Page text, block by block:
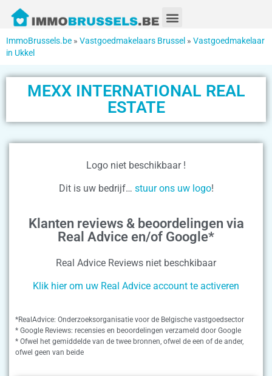
ImmoBrussels.be » Vastgoedmakelaars Brussel » Vastgoedmakelaar
in Ukkel
MEXX INTERNATIONAL REAL
ESTATE
Logo niet beschikbaar !
Dit is uw bedrijf… stuur ons uw logo!
Klanten reviews & beoordelingen via
Real Advice en/of Google*
Real Advice Reviews niet beschkibaar
Klik hier om uw Real Advice account te activeren
*RealAdvice: Onderzoeksorganisatie voor de Belgische vastgoedsector
* Google Reviews: recensies en beoordelingen verzameld door Google
* Ofwel het gemiddelde van de twee bronnen, ofwel de een of de ander,
ofwel geen van beide